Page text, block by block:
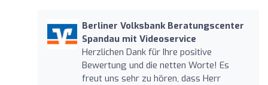
Berliner Volksbank Beratungscenter
Spandau mit Videoservice
Herzlichen Dank für Ihre positive
Bewertung und die netten Worte! Es
freut uns sehr zu hören, dass Herr